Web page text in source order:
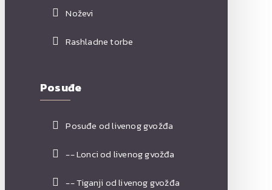
Noževi
Rashladne torbe
Posuđe
Posuđe od livenog gvožđa
-- Lonci od livenog gvožđa
-- Tiganji od livenog gvožđa